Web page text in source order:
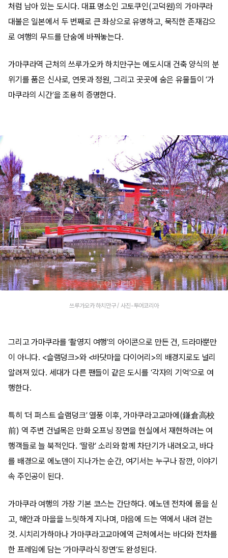
처럼 남아 있는 도시다. 대표 명소인 고토쿠인(고덕원)의 가마쿠라
대불은 일본에서 두 번째로 큰 좌상으로 유명하고, 묵직한 존재감으
로 여행의 무드를 단숨에 바꿔놓는다.
가마쿠라역 근처의 쓰루가오카 하치만구는 에도시대 건축 양식의 분
위기를 품은 신사로, 연못과 정원, 그리고 곳곳에 숨은 유물들이 ‘가
마쿠라의 시간’을 조용히 증명한다.
쓰루가오카 하치만구 / 사진-투어코리아
그리고 가마쿠라를 ‘촬영지 여행’의 아이콘으로 만든 건, 드라마뿐만
이 아니다. <슬램덩크>와 <바닷마을 다이어리>의 배경지로도 널리
알려져 있다. 세대가 다른 팬들이 같은 도시를 ‘각자의 기억’으로 여
행한다.
특히 ‘더 퍼스트 슬램덩크’ 열풍 이후, 가마쿠라고교마에(鎌倉高校
前) 역 주변 건널목은 만화 오프닝 장면을 현실에서 재현하려는 여
행객들로 늘 북적인다. ‘딸랑’ 소리와 함께 차단기가 내려오고, 바다
를 배경으로 에노덴이 지나가는 순간, 여기서는 누구나 잠깐, 이야기
속 주인공이 된다.
가마쿠라 여행의 가장 기본 코스는 간단하다. 에노덴 전차에 몸을 싣
고, 해안과 마을을 느릿하게 지나며, 마음에 드는 역에서 내려 걷는
것. 시치리가하마나 가마쿠라고교마에역 근처에서는 바다와 전차를
한 프레임에 담는 ‘가마쿠라식 장면’도 완성된다.